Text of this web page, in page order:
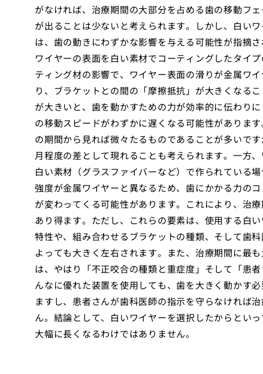
がなければ、治療期間の大部分を占める歯の移動フ
が出ることは少ないと考えられます。しかし、白い
は、歯の動きにわずかな影響を与える可能性が指摘
ワイヤーの表面を白い素材でコーティングしたタイ
ティング材の影響で、ワイヤー表面の滑りが金属ワ
り、ブラケットとの間の「摩擦抵抗」が大きくなる
が大きいと、歯を動かすための力が効率的に伝わり
の移動スピードがわずかに遅くなる可能性がありま
の期間から見れば微々たるものであることが多いで
月程度の差として現れることも考えられます。一方
白い素材（グラスファイバーなど）で作られている
強度が金属ワイヤーと異なるため、歯にかかる力の
が変わってくる可能性があります。これにより、治
あり得ます。ただし、これらの要素は、使用する白
特性や、組み合わせるブラケットの種類、そして歯
よっても大きく左右されます。また、治療期間に最
は、やはり「不正咬合の種類と重症度」そして「患
んなに優れた装置を使用しても、歯を大きく動かす
ますし、患者さんが歯科医師の指示を守らなければ
ん。結論として、白いワイヤーを選択したからとい
大幅に長くなるわけではありません。